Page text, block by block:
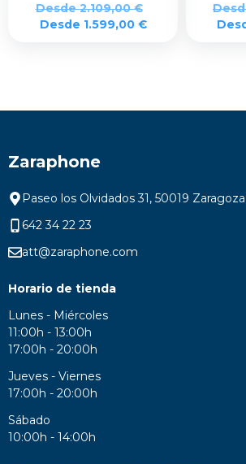
Desde2.109,00€
Desde 1.599,00 €
Zaraphone
Paseo los Olvidados 31, 50019 Zaragoza
642 34 22 23
att@zaraphone.com
Horario de tienda
Lunes - Miércoles
11:00h - 13:00h
17:00h - 20:00h
Jueves - Viernes
17:00h - 20:00h
Sábado
10:00h - 14:00h